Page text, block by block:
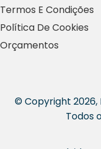
Termos E Condições
Política De Cookies
Orçamentos
© Copyright
Todos